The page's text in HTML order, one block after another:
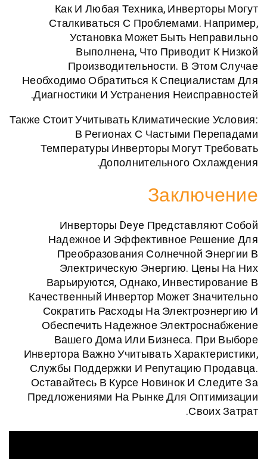
Как И Любая Техника,
Сталкиваться С Проблемами.
Установка Может Быть
Выполнена, Что
Производительности. В
Необходимо Обратиться К
Диагностики И Устранения
Также Стоит Учитывать
В Регионах С Частыми
Температуры Инверторы Могут
Дополнительного
Инверторы Deye
Надежное И Эффективное
Преобразования Солнечной
Электрическую Энергию.
Варьируются, Однако,
Качественный Инвертор Может
Сократить Расходы На
Обеспечить Надежное
Вашего Дома Или Бизнеса.
Инвертора Важно Учитывать
Службы Поддержки И Репутацию
Оставайтесь В Курсе Новинок И
Предложениями На Рынке Для